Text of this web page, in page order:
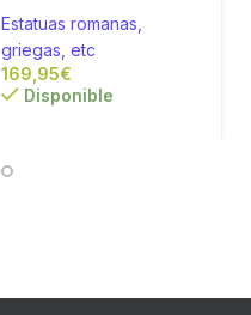
Estatuas romanas,
griegas, etc
€
Disponible